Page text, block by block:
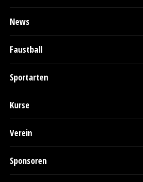
News
Faustball
Sportarten
Kurse
Verein
Sponsoren